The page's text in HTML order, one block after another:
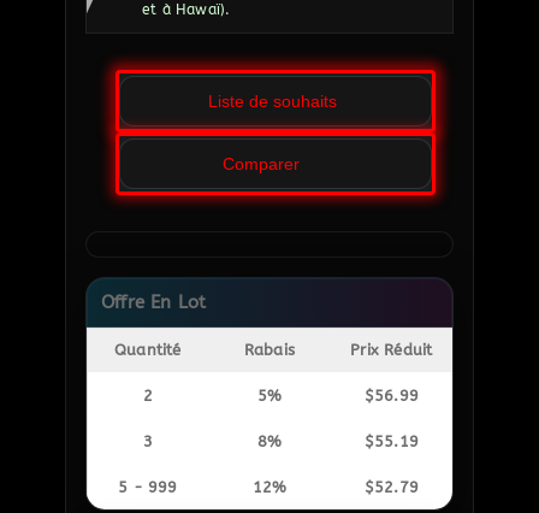
et à Hawaï).
Liste de souhaits
Comparer
Offre En Lot
Quantité Rabais Prix Réduit
2 5% $56.99
3 8% $55.19
5 - 999 12% $52.79